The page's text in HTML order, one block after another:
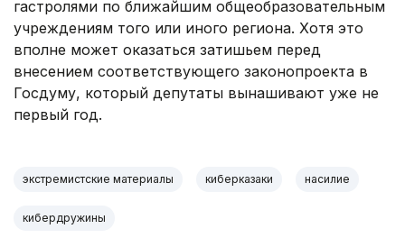
гастролями по ближайшим общеобразовательным
учреждениям того или иного региона. Хотя это
вполне может оказаться затишьем перед
внесением соответствующего законопроекта в
Госдуму, который депутаты вынашивают уже не
первый год.
экстремистские материалы киберказаки насилие
кибердружины